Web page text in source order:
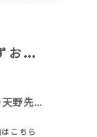
レゼント
【あおぞら診療所しずおか】の天野先生から絵本をたくさんプレゼントしていただきました。
こちら